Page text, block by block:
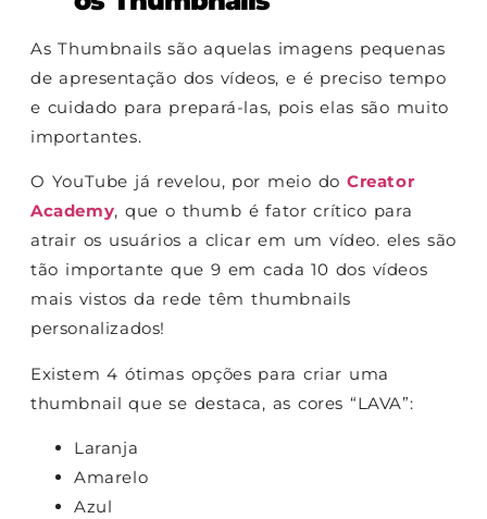
As Thumbnails são aquelas imagens pequenas
de apresentação dos vídeos, e é preciso tempo
e cuidado para prepará-las, pois elas são muito
importantes.
O YouTube já revelou, por meio do Creator
Academy, que o thumb é fator crítico para
atrair os usuários a clicar em um vídeo. eles são
tão importante que 9 em cada 10 dos vídeos
mais vistos da rede têm thumbnails
personalizados!
Existem 4 ótimas opções para criar uma
thumbnail que se destaca, as cores “LAVA”:
Laranja
Amarelo
Azul